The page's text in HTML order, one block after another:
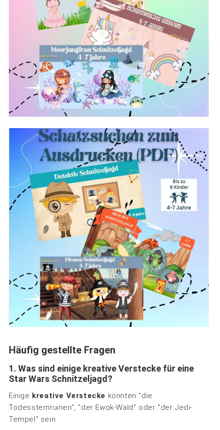
Häufig gestellte Fragen
1. Was sind einige kreative Verstecke für eine
Star Wars Schnitzeljagd?
Einige kreative Verstecke könnten "die
Todessternruinen", "der Ewok-Wald" oder "der Jedi-
Tempel" sein.